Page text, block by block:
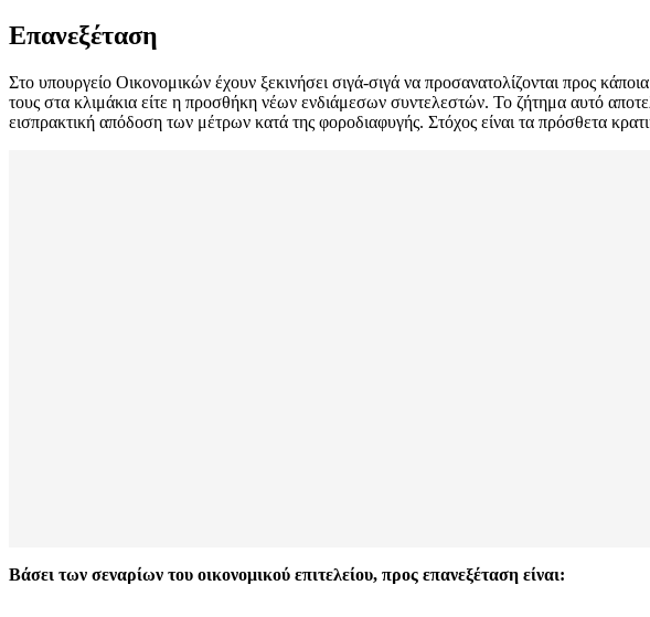
Επανεξέταση
Στο υπουργείο Οικονομικών έχουν ξεκινήσει σιγά-σιγά να προσανατολίζονται προς
τους στα κλιμάκια είτε η προσθήκη νέων ενδιάμεσων συντελεστών. Το ζήτημα αυτό
εισπρακτική απόδοση των μέτρων κατά της φοροδιαφυγής. Στόχος είναι τα πρόσθετα
Βάσει των σεναρίων του οικονομικού επιτελείου, προς επανεξέταση είναι: